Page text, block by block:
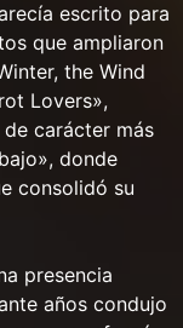
escrito para
que ampliaron
the Wind
Lovers»,
carácter más
donde
consolidó su
presencia
años condujo